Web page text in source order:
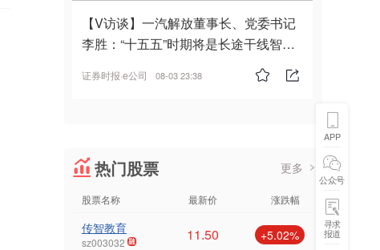
【V访谈】一汽解放董事长、党委书记
李胜：“十五五”时期将是长途干线智能
证券时报·e公司 08-03 23:38
热门股票 更多
股票名称 最新价 涨跌幅
传智教育
sz003032 11.50 +5.02%
APP
公众号
寻求
报道